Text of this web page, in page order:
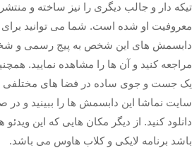
تیکه دار و جالب دیگری را نیز ساخته و
معروفیت او شده است. شما می توانید
دابسمش های این شخص به پیج رسمی و
مراجعه کنید و آن ها را مشاهده نمایید.
یک جست و جوی ساده در فضا های مختلفی
سایت نماشا این دابسمش ها را ببینید و در
دانلود کنید. از دیگر مکان هایی که این
باشد برنامه لایکی و کلاب هاوس می باشد.